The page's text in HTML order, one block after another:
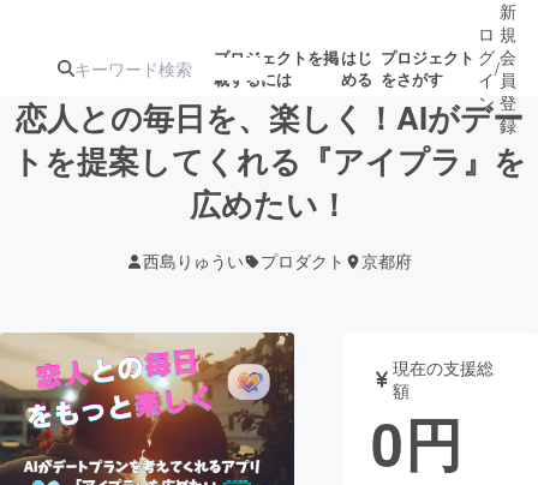
プロジェクトを掲
載するには
はじ
める
プロジェクト
をさがす
注目の新着プロ募集終了が近いプ
テクノロジー・ガジェット
映像・映画 書籍・雑誌
ロ
グ
イ
ン
/
新
規
会
員
登
録
恋人との毎日を、楽しく！AIがデー
トを提案してくれる『アイプラ』を
広めたい！
西島りゅうい プロダクト 京都府
現在の支援総
額
0円